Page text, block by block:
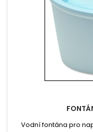
Vodní fontána pro